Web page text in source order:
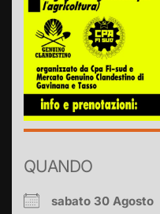
QUANDO
sabato 30 Agosto